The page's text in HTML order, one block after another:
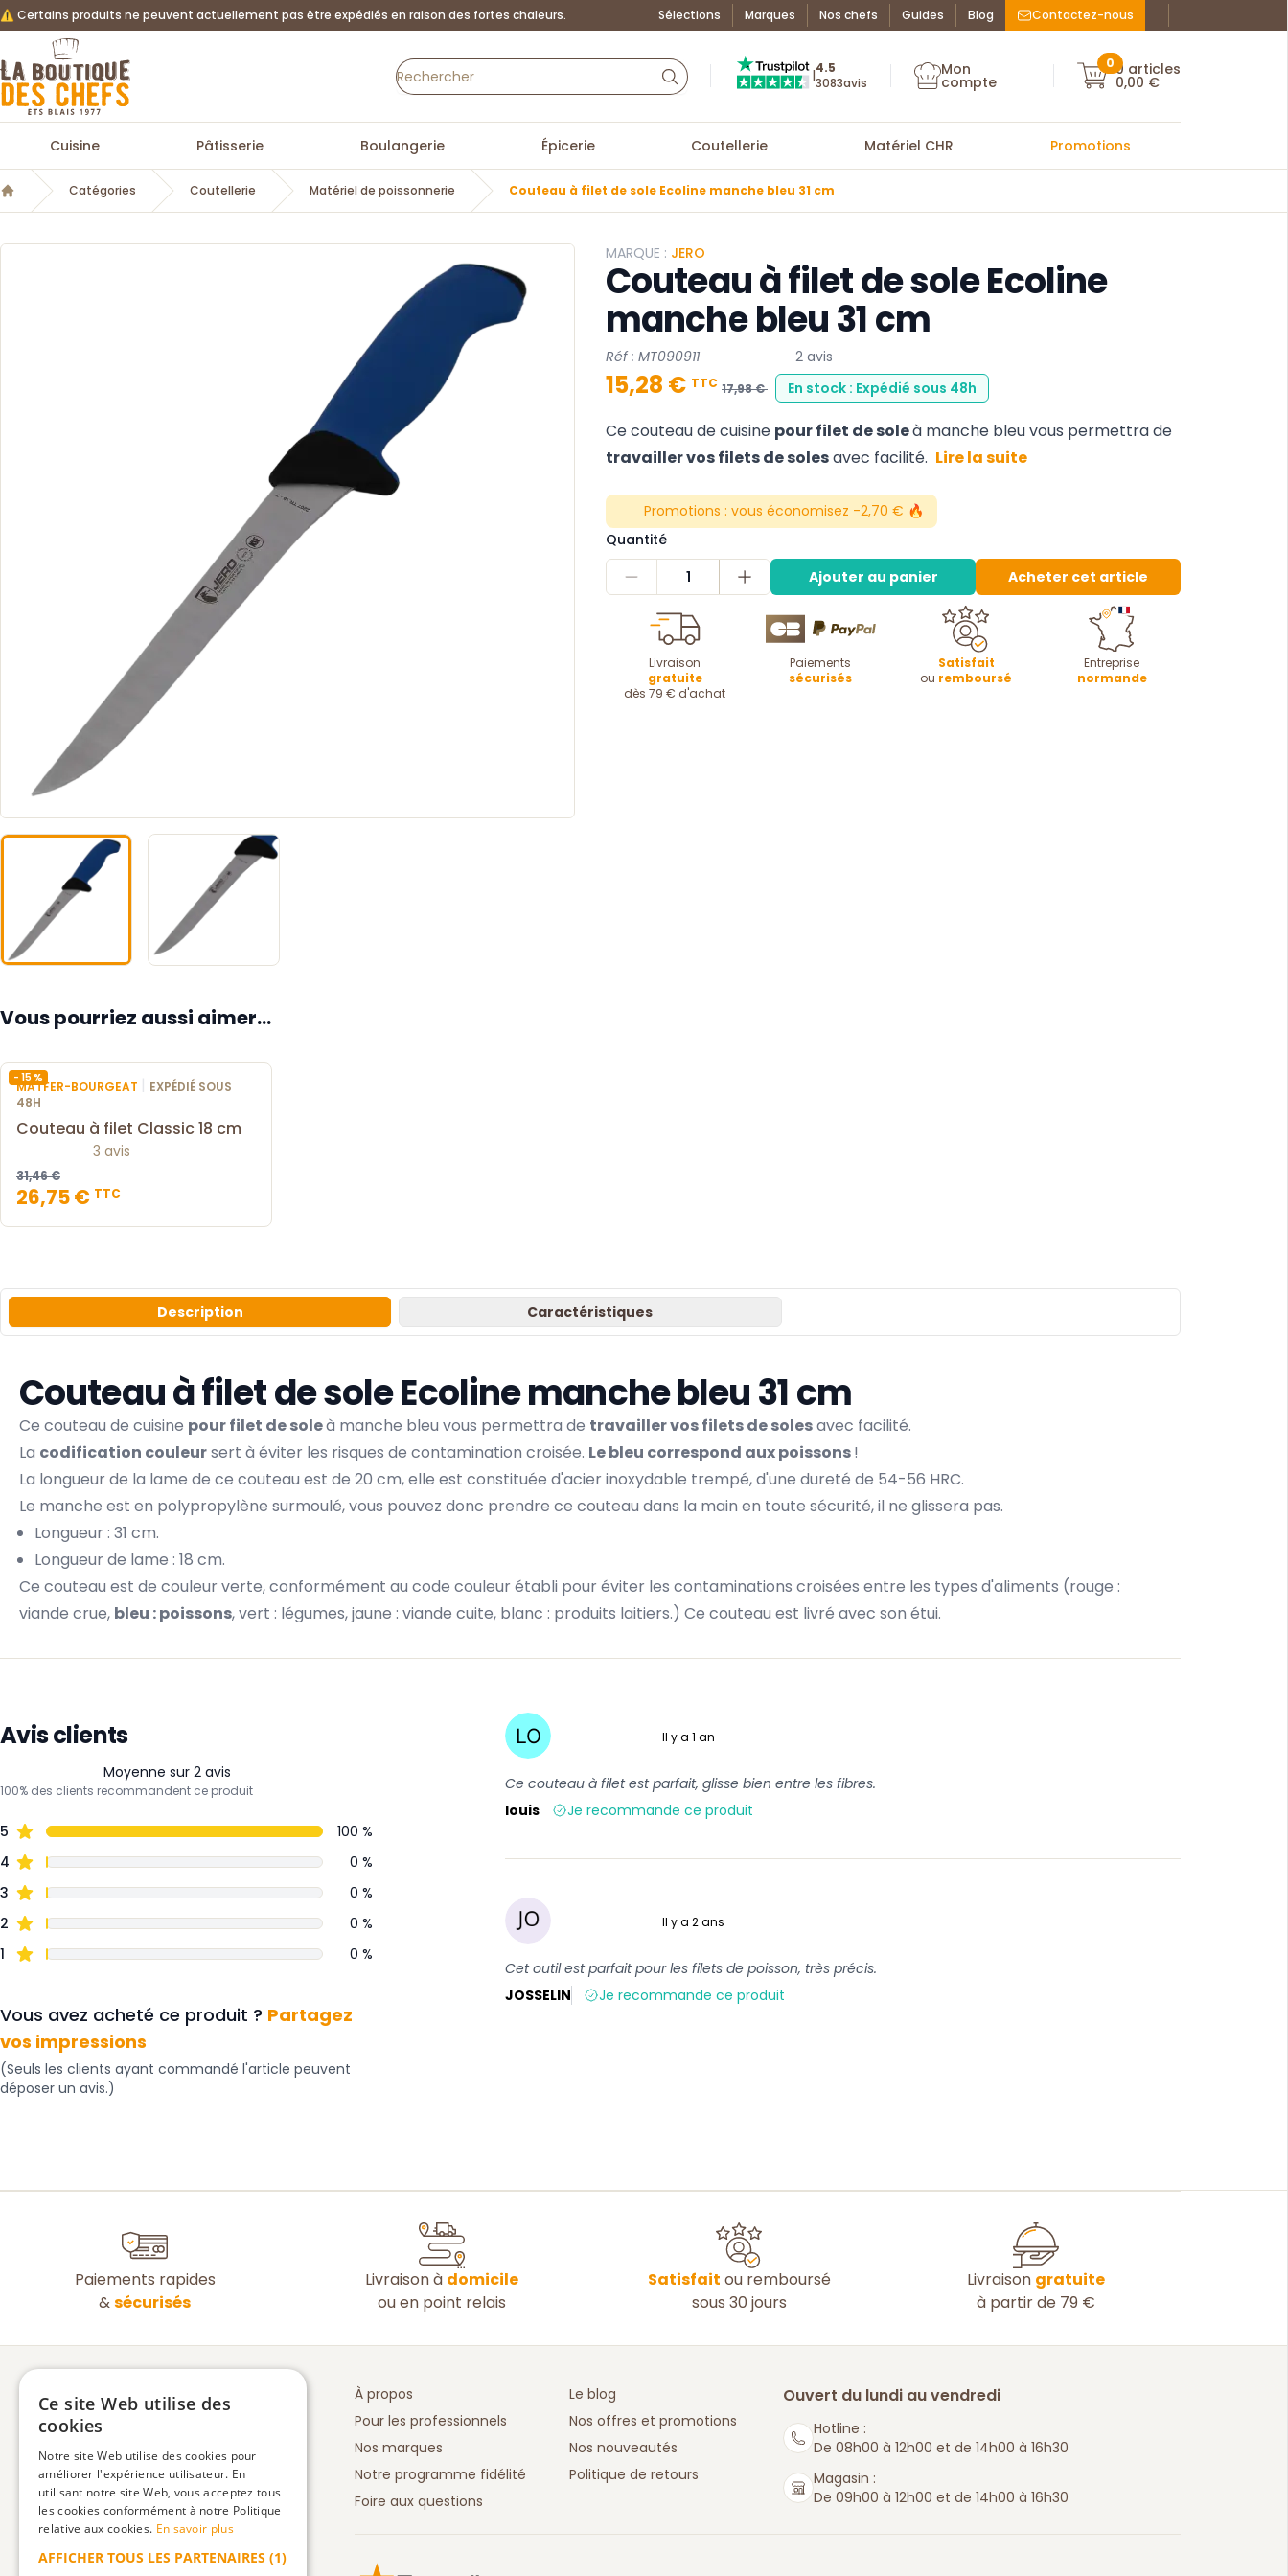
⚠️ Certains produits ne peuvent actuellement pas être expédiés en raison des fortes chaleurs. Sélections Marques Nos chefs Guides Blog Contactez-nous Facebook : La
Instagram :
La Boutique des chefs
Truspilot : La Boutique des chefs
4.5
3083avis Mon compte
Mon
compte Mon compte
00 articles
0,00 €
Cuisine Pâtisserie Boulangerie Épicerie Coutellerie Matériel CHR Promotions
Accueil
Catégories Coutellerie Matériel de poissonnerie Couteau à filet de sole Ecoline manche bleu 31 cm
MARQUE : JERO
Couteau à filet de sole Ecoline
manche bleu 31 cm
Réf : MT090911 2 avis
15,28 € TTC 17,98 € En stock : Expédié sous 48h
Ce couteau de cuisine pour filet de soleà manche bleu vous permettra de
travailler vos filets de solesavec facilité. Lire la suite
Promotions : vous économisez -2,70 € 🔥
Quantité
1
Ajouter au panier Acheter cet article
Livraison
gratuite
dès 79 € d'achat
Paiements
sécurisés
Satisfait
ou remboursé
Entreprise
normande
Vous pourriez aussi aimer...
- 15 %
MATFER-BOURGEAT | EXPÉDIÉ SOUS
48H
Couteau à filet Classic 18 cm
3 avis
31,46 €
26,75 € TTC
Description Caractéristiques
Couteau à filet de sole Ecoline manche bleu 31 cm
Ce couteau de cuisine pour filet de soleà manche bleu vous permettra de travailler vos filets de solesavec facilité.
La codification couleursert à éviter les risques de contamination croisée. Le bleu correspond aux poissons!
La longueur de la lame de ce couteau est de 20 cm, elle est constituée d'acier inoxydable trempé, d'une dureté de 54-56 HRC.
Le manche est en polypropylène surmoulé, vous pouvez donc prendre ce couteau dans la main en toute sécurité, il ne glissera pas.
Longueur : 31 cm.
Longueur de lame : 18 cm.
Ce couteau est de couleur verte, conformément au code couleur établi pour éviter les contaminations croisées entre les types d'aliments (rouge :
viande crue, bleu : poissons, vert : légumes, jaune : viande cuite, blanc : produits laitiers.) Ce couteau est livré avec son étui.
Avis clients
Moyenne sur 2 avis
100% des clients recommandent ce produit
5
100 %
4
0 %
3
0 %
2
0 %
1
0 %
Vous avez acheté ce produit ? Partagez
vos impressions
(Seuls les clients ayant commandé l'article peuvent
déposer un avis.)
Il y a 1 an
Ce couteau à filet est parfait, glisse bien entre les fibres.
louis
Je recommande ce produit
Il y a 2 ans
Cet outil est parfait pour les filets de poisson, très précis.
JOSSELIN
Je recommande ce produit
Paiements rapides
&sécurisés
Livraison à domicile
ou en point relais
Satisfait ou remboursé
sous 30 jours
Livraison gratuite
à partir de 79 €
À propos
Le blog
Pour les professionnels
Nos offres et promotions
Nos marques
Nos nouveautés
Notre programme fidélité
Politique de retours
Foire aux questions
Ouvert du lundi au vendredi
Hotline :
De 08h00 à 12h00 et de 14h00 à 16h30
Magasin :
De 09h00 à 12h00 et de 14h00 à 16h30
Truspilot : La Boutique des chefs
Ce site Web utilise des
cookies
Notre site Web utilise des cookies pour
améliorer l'expérience utilisateur. En
utilisant notre site Web, vous acceptez tous
les cookies conformément à notre Politique
relative aux cookies. En savoir plus
AFFICHER TOUS LES PARTENAIRES (1)